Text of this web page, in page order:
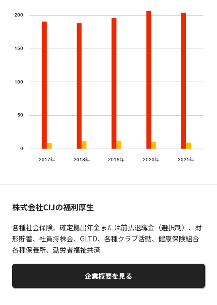
株式会社CIJの福利厚生
各種社会保険、確定拠出年金または前払退職金（選択制）、財
形貯蓄、社員持株会、GLTD、各種クラブ活動、健康保険組合
各種保養所、勤労者福祉共済
企業概要を見る